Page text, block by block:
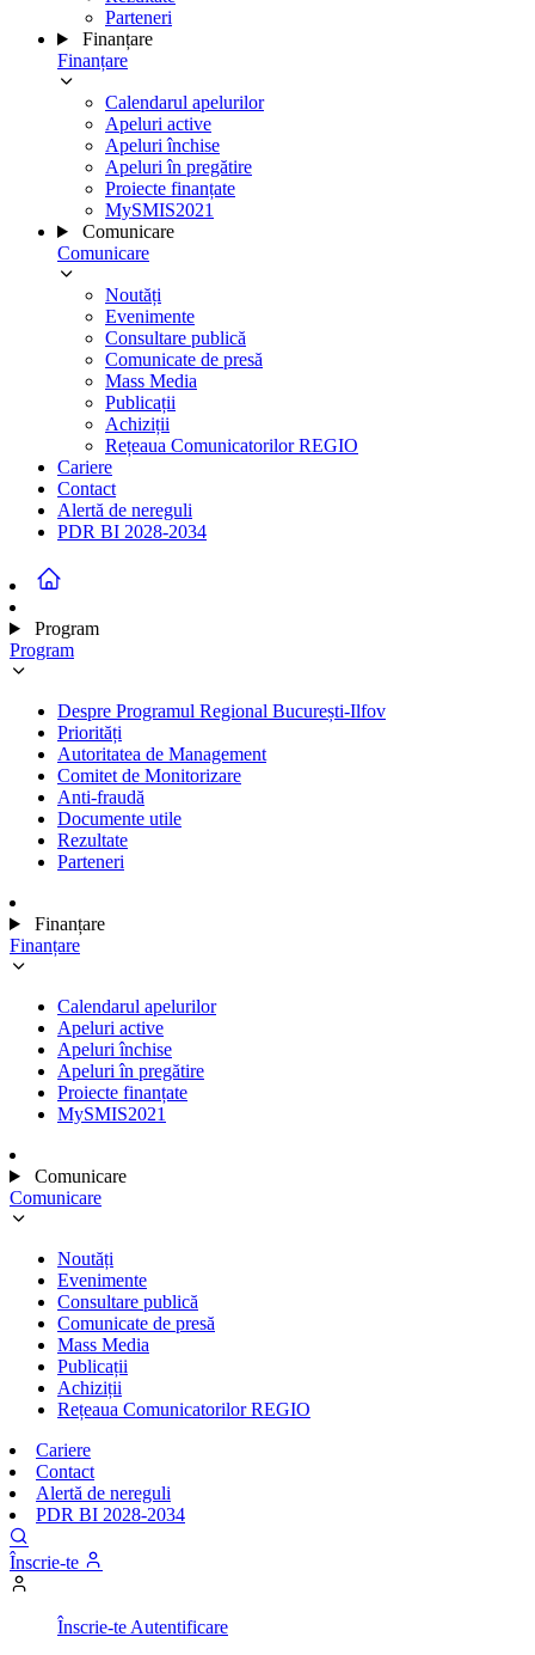
Parteneri
Finanțare
Finanțare
Calendarul apelurilor
Apeluri active
Apeluri închise
Apeluri în pregătire
Proiecte finanțate
MySMIS2021
Comunicare
Comunicare
Noutăți
Evenimente
Consultare publică
Comunicate de presă
Mass Media
Publicații
Achiziții
Rețeaua Comunicatorilor REGIO
Cariere
Contact
Alertă de nereguli
PDR BI 2028-2034
Program
Program
Despre Programul Regional București-Ilfov
Priorități
Autoritatea de Management
Comitet de Monitorizare
Anti-fraudă
Documente utile
Rezultate
Parteneri
Finanțare
Finanțare
Calendarul apelurilor
Apeluri active
Apeluri închise
Apeluri în pregătire
Proiecte finanțate
MySMIS2021
Comunicare
Comunicare
Noutăți
Evenimente
Consultare publică
Comunicate de presă
Mass Media
Publicații
Achiziții
Rețeaua Comunicatorilor REGIO
Cariere
Contact
Alertă de nereguli
PDR BI 2028-2034
Înscrie-te
Înscrie-te Autentificare